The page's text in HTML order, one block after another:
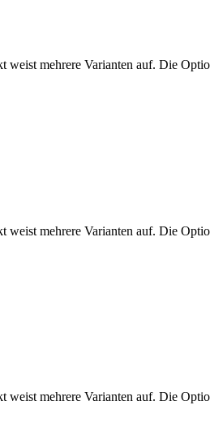
weist mehrere Varianten auf. Die
weist mehrere Varianten auf. Die
weist mehrere Varianten auf. Die